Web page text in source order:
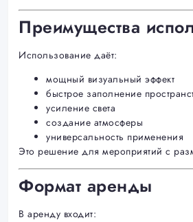
Преимущества
Использование даёт:
мощный визуальный эффект
быстрое заполнение
усиление света
создание атмосферы
универсальность применения
Это решение для мероприятий с
Формат аренды
В аренду входит: